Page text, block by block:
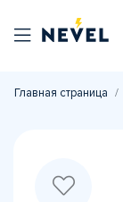
Главная страница